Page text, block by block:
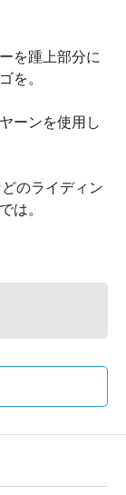
を踵上部分に
を。
ーンを使用し
のライディン
は。